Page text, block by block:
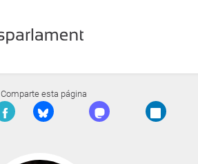
Comparte esta página